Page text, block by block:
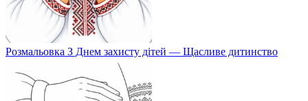
Розмальовка З Днем захисту дітей — Щасливе дитинство